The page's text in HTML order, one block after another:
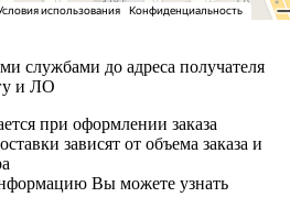
службами до адреса получателя
и ЛО
при оформлении заказа
зависят от объема заказа и
Вы можете узнать